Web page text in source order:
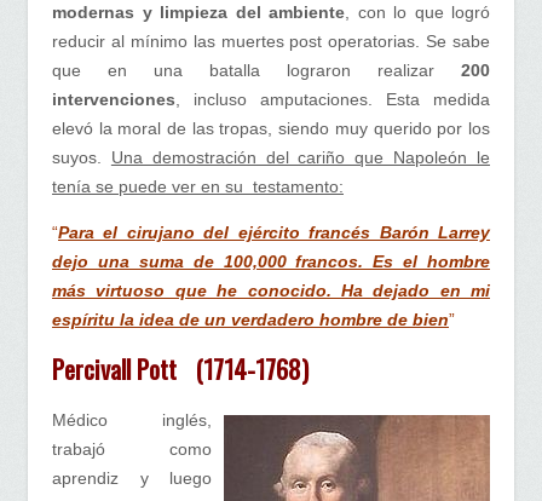
modernas y limpieza del ambiente , con lo que logró
reducir al mínimo las muertes post operatorias. Se sabe
que en una batalla lograron realizar 200
intervenciones , incluso amputaciones. Esta medida
elevó la moral de las tropas, siendo muy querido por los
suyos. Una demostración del cariño que Napoleón le
tenía se puede ver en su testamento:
“Para el cirujano del ejército francés Barón Larrey
dejo una suma de 100,000 francos. Es el hombre
más virtuoso que he conocido. Ha dejado en mi
espíritu la idea de un verdadero hombre de bien”
Percivall Pott (1714-1768)
Médico inglés,
trabajó como
aprendiz y luego